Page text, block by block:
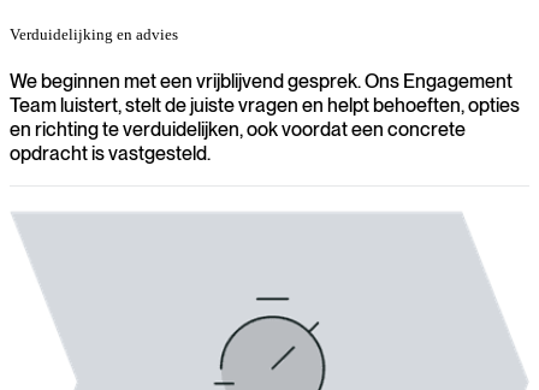
Verduidelijking en advies
We beginnen met een vrijblijvend gesprek. Ons Engagement
Team luistert, stelt de juiste vragen en helpt behoeften, opties
en richting te verduidelijken, ook voordat een concrete
opdracht is vastgesteld.